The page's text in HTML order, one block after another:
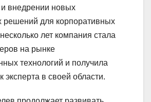
и внедрении новых
решений для корпоративных
лет компания стала
на рынке
технологий и получила
эксперта в своей области.